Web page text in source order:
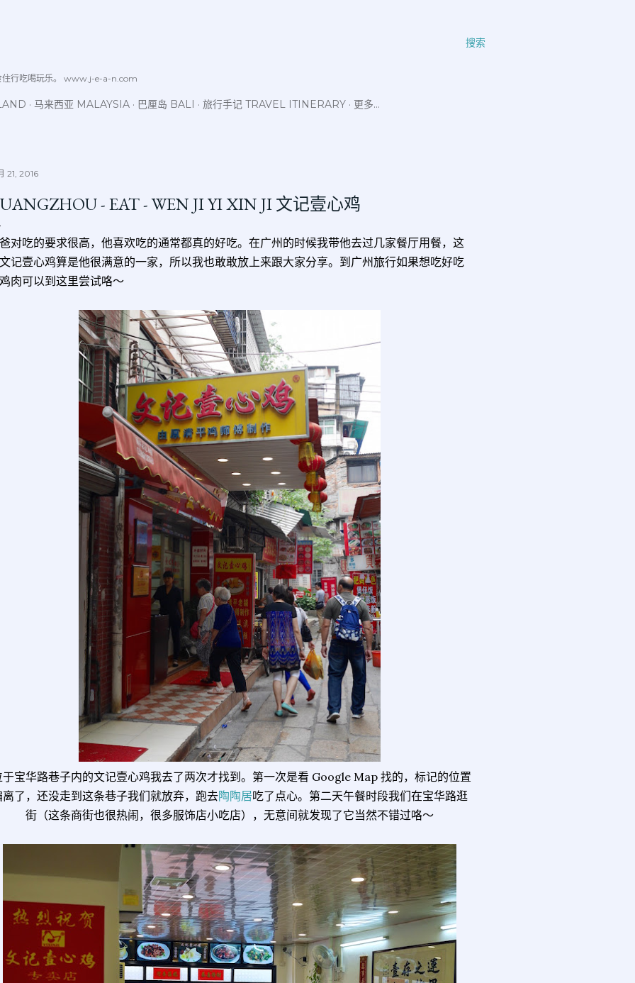
搜索
住行吃喝玩乐。 www.j-e-a-n.com
马来西亚 MALAYSIA 巴厘岛 BALI 旅行手记 TRAVEL ITINERARY 更多…
21, 2016
- EAT - WEN JI YI XIN JI 文记壹心鸡
对吃的要求很高，他喜欢吃的通常都真的好吃。在广州的时候我带他去过几家餐厅用餐，这
记壹心鸡算是他很满意的一家，所以我也敢敢放上来跟大家分享。到广州旅行如果想吃好吃
肉可以到这里尝试咯～
宝华路巷子内的文记壹心鸡我去了两次才找到。第一次是看 Google Map 找的，标记的位置
离了，还没走到这条巷子我们就放弃，跑去陶陶居吃了点心。第二天午餐时段我们在宝华路逛
街（这条商街也很热闹，很多服饰店小吃店），无意间就发现了它当然不错过咯～